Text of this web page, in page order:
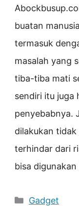
buatan
termasuk
masalah yang
tiba-tiba mati
sendiri itu juga
penyebabnya.
dilakukan tidak
terhindar dari
bisa
Categories
Gadget